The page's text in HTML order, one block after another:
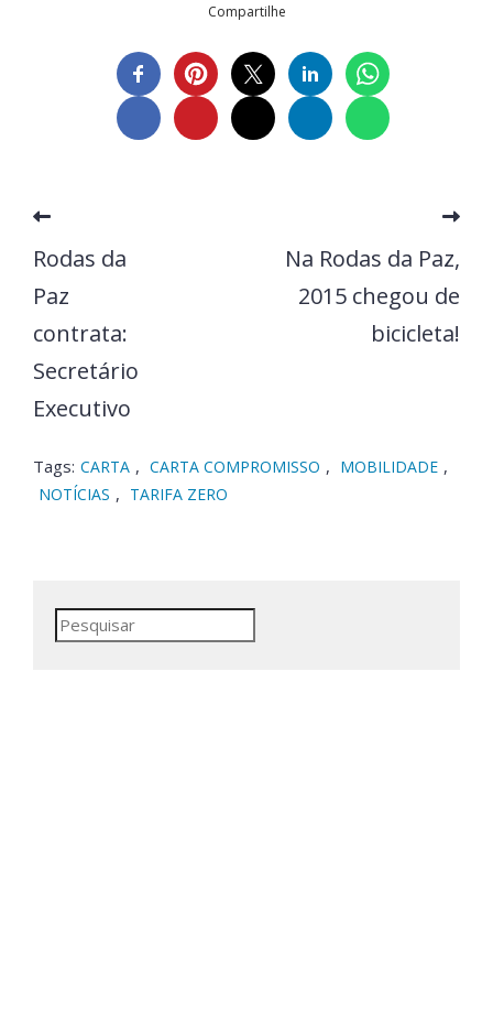
Compartilhe
Rodas da
Paz
contrata:
Secretário
Executivo
Na Rodas da Paz,
2015 chegou de
bicicleta!
Tags: CARTA , CARTA COMPROMISSO , MOBILIDADE ,
NOTÍCIAS , TARIFA ZERO
Pesquisar